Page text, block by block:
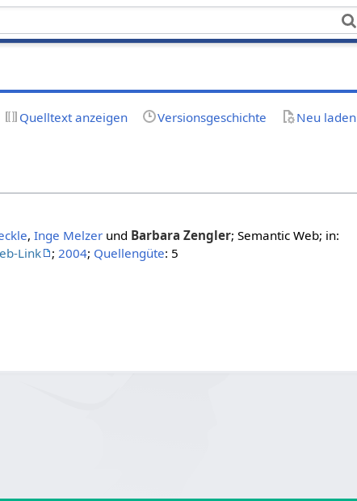
Quelltext anzeigen Versionsgeschichte Neu laden
, Inge Melzerund Barbara Zengler; Semantic Web; in:
Link ; 2004; Quellengüte: 5